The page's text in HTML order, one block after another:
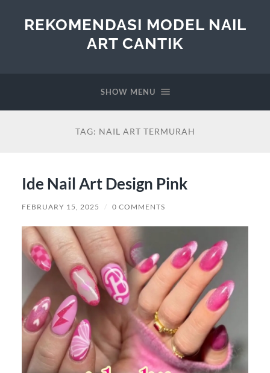
REKOMENDASI MODEL NAIL
ART CANTIK
SHOW MENU
TAG: NAIL ART TERMURAH
Ide Nail Art Design Pink
FEBRUARY 15, 2025 / 0 COMMENTS